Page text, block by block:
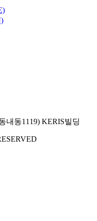
내동1119) KERIS빌딩